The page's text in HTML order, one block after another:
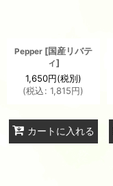
Pepper [国産リバテ
ィ]
1,650円(税別)
(税込: 1,815円)
カートに入れる